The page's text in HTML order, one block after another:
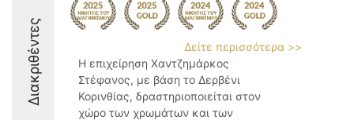
Διακριθέντες
Δείτε περισσότερα >>
Η επιχείρηση Χαντζημάρκος
Στέφανος, με βάση το Δερβένι
Κορινθίας, δραστηριοποιείται στον
χώρο των χρωμάτων και των